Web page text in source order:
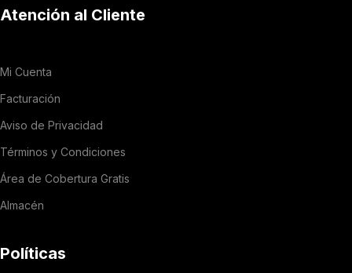
Atención al Cliente
Mi Cuenta
Facturación
Aviso de Privacidad
Términos y Condiciones
Área de Cobertura Gratis
Almacén
Políticas